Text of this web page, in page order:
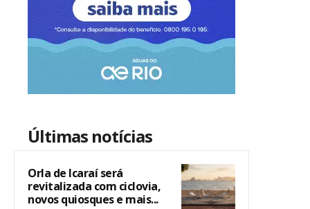
Últimas notícias
Orla de Icaraí será
revitalizada com ciclovia,
novos quiosques e mais...